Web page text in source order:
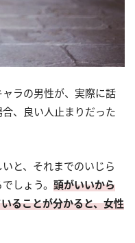
ラの男性が、実際に話
、良い人止まりだった
と、それまでのいじら
しょう。 頭がいいから
ることが分かると、女性